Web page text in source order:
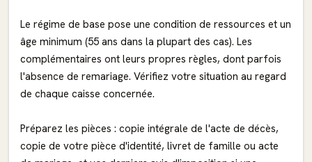
Le régime de base pose une condition de ressources et un
âge minimum (55 ans dans la plupart des cas). Les
complémentaires ont leurs propres règles, dont parfois
l'absence de remariage. Vérifiez votre situation au regard
de chaque caisse concernée.
Préparez les pièces : copie intégrale de l'acte de décès,
copie de votre pièce d'identité, livret de famille ou acte